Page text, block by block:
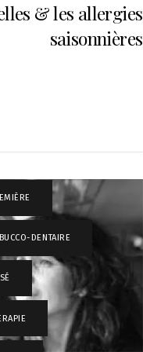
& les allergies
saisonnières
DENTAIRE
,
,